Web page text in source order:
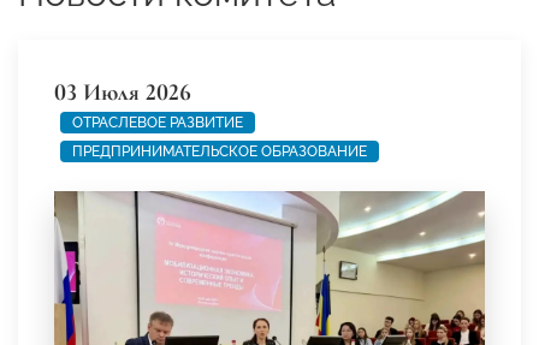
03 Июля 2026
ОТРАСЛЕВОЕ РАЗВИТИЕ
ПРЕДПРИНИМАТЕЛЬСКОЕ ОБРАЗОВАНИЕ